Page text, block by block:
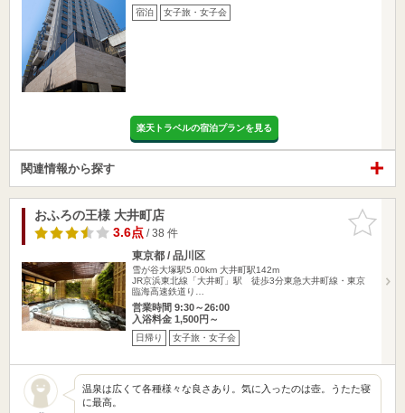
宿泊 女子旅・女子会
楽天トラベルの宿泊プランを見る
関連情報から探す
お気に入
りに追加
おふろの王様 大井町店
3.6点/ 38 件
東京都 / 品川区
雪が谷大塚駅5.00km 大井町駅142m
JR京浜東北線「大井町」駅 徒歩3分東急大井町線・東京
臨海高速鉄道り…
営業時間 9:30～26:00
入浴料金 1,500円～
日帰り 女子旅・女子会
温泉は広くて各種様々な良さあり。気に入ったのは壺。うたた寝
に最高。